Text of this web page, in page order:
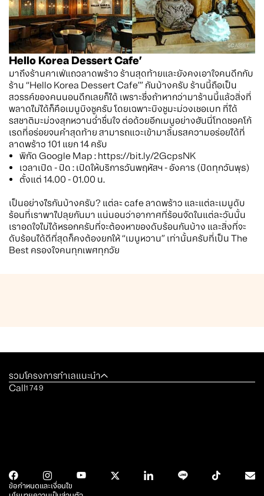
Hello Korea Dessert Cafe’
มาถึงร้านคาเฟ่แถวลาดพร้าว ร้านสุดท้ายและยังคงเอาใจคนดึกกับ
ร้าน “Hello Korea Dessert Cafe’” กันบ้างครับ ร้านนี้ถือเป็น
สวรรค์ของคนนอนดึกเลยก็ได้ เพราะซึ่งถ้าหากว่ามาร้านนี้แล้วสิ่งที่
พลาดไม่ได้ก็คือเมนูบิงซูครับ โดยเฉพาะบิงซูมะม่วงเชอเบท ที่ได้
รสชาติมะม่วงสุกหวานฉ่ำชื่นใจ ต่อด้วยอีกเมนูอย่างฮันนี่โทดชอคโก้
เรดที่อร่อยจนคำสุดท้าย สามารถแวะเข้ามาลิ้มรสความอร่อยได้ที่
ลาดพร้าว 101 แยก 14 ครับ
พิกัด Google Map : https://bit.ly/2GcpsNK
เวลาเปิด - ปิด : เปิดให้บริการวันพฤหัสฯ - อังคาร (ปิดทุกวันพุธ)
ตั้งแต่ 14.00 - 01.00 น.
เป็นอย่างไรกันบ้างครับ? แต่ละ cafe ลาดพร้าว และแต่ละเมนูดับ
ร้อนที่เราพาไปลุยกันมา แน่นอนว่าอากาศที่ร้อนจัดในแต่ละวันนั้น
เราอดใจไม่ได้หรอกครับที่จะต้องหาของดับร้อนกันบ้าง และสิ่งที่จะ
ดับร้อนได้ดีที่สุดก็คงต้องยกให้ “เมนูหวาน” เท่านั้นครับที่เป็น The
Best ครองใจคนทุกเพศทุกวัย
รวมโครงการทำเลแนะนำ
Call1749
ข้อกำหนดและเงื่อนไข